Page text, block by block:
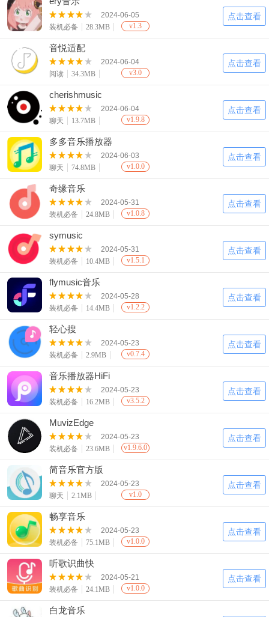
2024-06-05
装机必备
28.3MB v1.3
点击查看
音悦适配
2024-06-04
阅读
34.3MB v3.0
点击查看
cherishmusic
2024-06-04
聊天
13.7MB v1.9.8
点击查看
多多音乐播放器
2024-06-03
聊天
74.8MB v1.0.0
点击查看
奇缘音乐
2024-05-31
装机必备
24.8MB v1.0.8
点击查看
symusic
2024-05-31
装机必备
10.4MB v1.5.1
点击查看
flymusic音乐
2024-05-28
装机必备
14.4MB v1.2.2
点击查看
轻心搜
2024-05-23
装机必备
2.9MB v0.7.4
点击查看
音乐播放器HiFi
2024-05-23
装机必备
16.2MB v3.5.2
点击查看
MuvizEdge
2024-05-23
装机必备
23.6MB v1.9.6.0
点击查看
简音乐官方版
2024-05-23
聊天
2.1MB v1.0
点击查看
畅享音乐
2024-05-23
装机必备
75.1MB v1.0.0
点击查看
听歌识曲快
2024-05-21
装机必备
24.1MB v1.0.0
点击查看
白龙音乐